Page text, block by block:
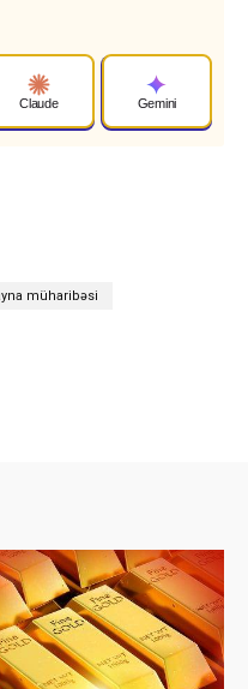
Claude Gemini
müharibəsi